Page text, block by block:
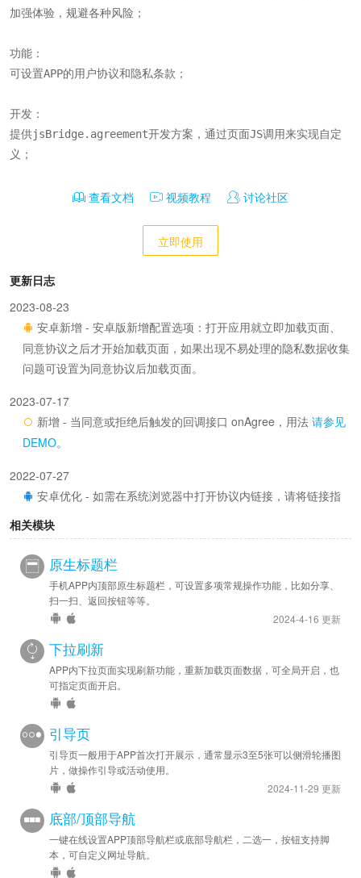
加强体验，规避各种风险；
功能：
可设置APP的用户协议和隐私条款；
开发：
提供jsBridge.agreement开发方案，通过页面JS调用来实现自定
义；
查看文档 视频教程 讨论社区
立即使用
更新日志
2023-08-23
安卓新增 - 安卓版新增配置选项：打开应用就立即加载页面、
同意协议之后才开始加载页面，如果出现不易处理的隐私数据收集
问题可设置为同意协议后加载页面。
2023-07-17
新增 - 当同意或拒绝后触发的回调接口 onAgree，用法 请参见
DEMO。
2022-07-27
安卓优化 - 如需在系统浏览器中打开协议内链接，请将链接指
定为新窗口，如 <a
安卓修复 - 已修复可能错误的跳转系统浏览器打开用户协议或
隐私链接的问题。
安卓优化 - 优先加载用户协议或隐私链接内容，如果链接打开
2022-06-23
安卓新增 - 已支持填写协议与隐私链接，以实现APP内跟线上的
协议、隐私内容保持一致。
苹果新增 - 已支持填写协议与隐私链接，以实现APP内跟线上的
协议、隐私内容保持一致。
2021-12-23
默认退出App，不同意时如需继续运行应用，请取消勾选退出选
2021-12-22
相关模块
原生标题栏
手机APP内顶部原生标题栏，可设置多项常规操作功能，比如分享、
扫一扫、返回按钮等等。
2024-4-16 更新
下拉刷新
APP内下拉页面实现刷新功能，重新加载页面数据，可全局开启，也
可指定页面开启。
引导页
引导页一般用于APP首次打开展示，通常显示3至5张可以侧滑轮播图
片，做操作引导或活动使用。
2024-11-29 更新
底部/顶部导航
一键在线设置APP顶部导航栏或底部导航栏，二选一，按钮支持脚
本，可自定义网址导航。